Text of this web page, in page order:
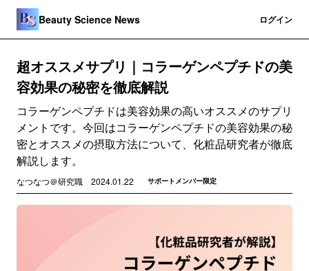
Beauty Science News ログイン
超オススメサプリ｜コラーゲンペプチドの美
容効果の秘密を徹底解説
コラーゲンペプチドは美容効果の高いオススメのサプリ
メントです。今回はコラーゲンペプチドの美容効果の秘
密とオススメの摂取方法について、化粧品研究者が徹底
解説します。
なつなつ＠研究職 2024.01.22 サポートメンバー限定